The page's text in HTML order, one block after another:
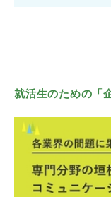
就活生のための「